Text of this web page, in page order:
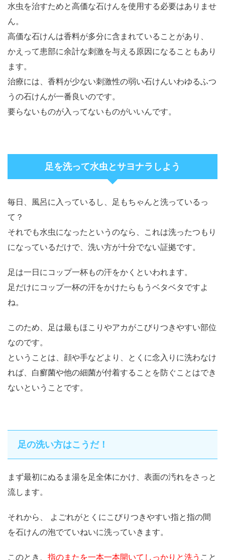
水虫を治すためと高価な石けんを使用する必要はありませ
ん。
高価な石けんは香料が多分に含まれていることがあり、
かえって患部に余計な刺激を与える原因になることもあり
ます。
治療には、香料が少ない刺激性の弱い石けんいわゆるふつ
うの石けんが一番良いのです。
要らないものが入ってないものがいいんです。
足を洗って水虫とサヨナラしよう
毎日、風呂に入っているし、足もちゃんと洗っているっ
て？
それでも水虫になったというのなら、これは洗ったつもり
になっているだけで、洗い方が十分でない証拠です。
足は一日にコップ一杯もの汗をかくといわれます。
足だけにコップ一杯の汗をかけたらもうベタベタですよ
ね。
このため、足は最もほこりやアカがこびりつきやすい部位
なのです。
ということは、顔や手などより、とくに念入りに洗わなけ
れば、白癬菌や他の細菌が付着することを防ぐことはでき
ないということです。
足の洗い方はこうだ！
まず最初にぬるま湯を足全体にかけ、表面の汚れをさっと
流します。
それから、 よごれがとくにこびりつきやすい指と指の間
を石けんの泡でていねいに洗っていきます。
このとき、 指のまたを一本一本開いてしっかりと洗う こと